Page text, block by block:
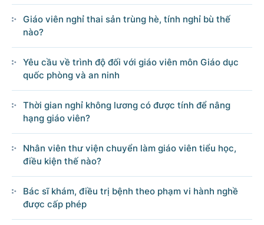
Câu hỏi thường gặp về đấu thầu
Tổng Giám đốc: Nguyễn Hồng Sâm
Trụ sở: 16 Lê Hồng Phong - Ba Đình - Hà Nội.
Điện thoại: Văn phòng: 080 43162; Fax: 080.48924;
Email: thongtinchinhphu@chinhphu.vn.
Giáo viên nghỉ thai sản trùng hè, tính nghỉ bù thế
nào?
Yêu cầu về trình độ đối với giáo viên môn Giáo dục
quốc phòng và an ninh
Thời gian nghỉ không lương có được tính để nâng
hạng giáo viên?
Nhân viên thư viện chuyển làm giáo viên tiểu học,
điều kiện thế nào?
Bác sĩ khám, điều trị bệnh theo phạm vi hành nghề
được cấp phép